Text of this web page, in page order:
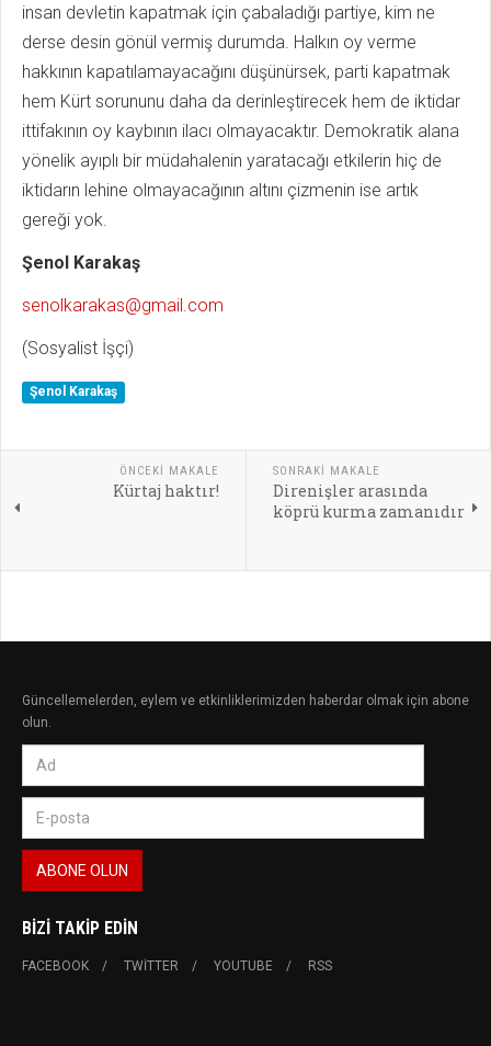
insan devletin kapatmak için çabaladığı partiye, kim ne
derse desin gönül vermiş durumda. Halkın oy verme
hakkının kapatılamayacağını düşünürsek, parti kapatmak
hem Kürt sorununu daha da derinleştirecek hem de iktidar
ittifakının oy kaybının ilacı olmayacaktır. Demokratik alana
yönelik ayıplı bir müdahalenin yaratacağı etkilerin hiç de
iktidarın lehine olmayacağının altını çizmenin ise artık
gereği yok.
Şenol Karakaş
senolkarakas@gmail.com
(Sosyalist İşçi)
Şenol Karakaş
ÖNCEKI MAKALE
Kürtaj haktır!
SONRAKI MAKALE
Direnişler arasında
köprü kurma zamanıdır
Güncellemelerden, eylem ve etkinliklerimizden haberdar olmak için abone
olun.
BIZI TAKIP EDIN
FACEBOOK TWITTER YOUTUBE RSS